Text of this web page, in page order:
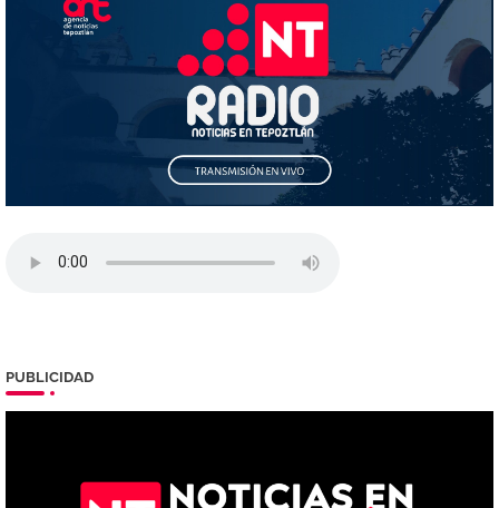
PUBLICIDAD